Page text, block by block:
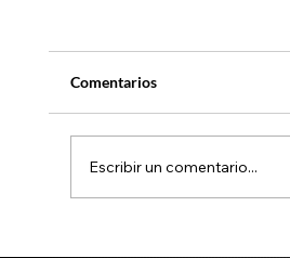
Comentarios
Escribir un comentario...